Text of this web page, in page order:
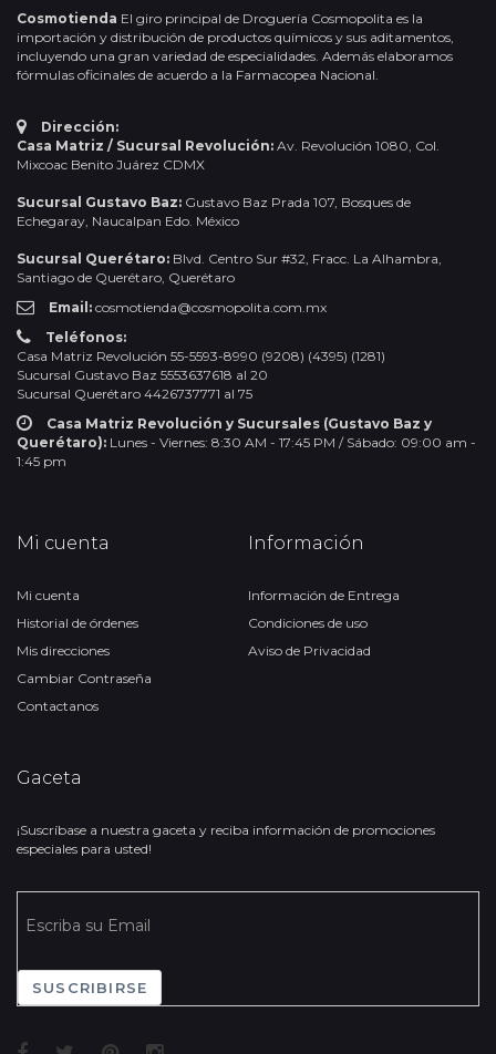
Cosmotienda El giro principal de Droguería Cosmopolita es la
importación y distribución de productos químicos y sus aditamentos,
incluyendo una gran variedad de especialidades. Además elaboramos
fórmulas oficinales de acuerdo a la Farmacopea Nacional.
Dirección:
Casa Matriz / Sucursal Revolución: Av. Revolución 1080, Col.
Mixcoac Benito Juárez CDMX
Sucursal Gustavo Baz: Gustavo Baz Prada 107, Bosques de
Echegaray, Naucalpan Edo. México
Sucursal Querétaro: Blvd. Centro Sur #32, Fracc. La Alhambra,
Santiago de Querétaro, Querétaro
Email: cosmotienda@cosmopolita.com.mx
Teléfonos:
Casa Matriz Revolución 55-5593-8990 (9208) (4395) (1281)
Sucursal Gustavo Baz 5553637618 al 20
Sucursal Querétaro 4426737771 al 75
Casa Matriz Revolución y Sucursales (Gustavo Baz y
Querétaro): Lunes - Viernes: 8:30 AM - 17:45 PM / Sábado: 09:00 am -
1:45 pm
Mi cuenta
Mi cuenta
Historial de órdenes
Mis direcciones
Cambiar Contraseña
Contactanos
Información
Información de Entrega
Condiciones de uso
Aviso de Privacidad
Gaceta
¡Suscríbase a nuestra gaceta y reciba información de promociones
especiales para usted!
SUSCRIBIRSE